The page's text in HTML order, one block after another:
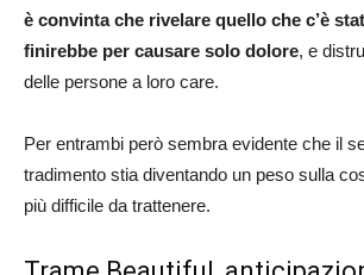
è convinta che rivelare quello che c’è
finirebbe per causare solo dolore, e
delle persone a loro care.
Per entrambi però sembra evidente che il
tradimento stia diventando un peso sulla
più difficile da trattenere.